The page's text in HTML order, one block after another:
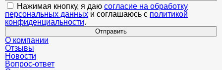
Нажимая кнопку, я даю согласие на обработку
персональных данных и соглашаюсь с политикой
конфиденциальности.
Отправить
О компании
Отзывы
Новости
Вопрос-ответ